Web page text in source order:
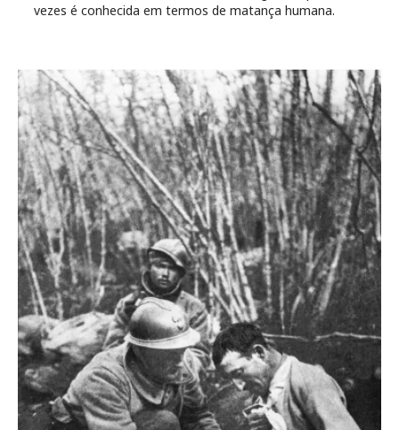
vezes é conhecida em termos de matança humana.